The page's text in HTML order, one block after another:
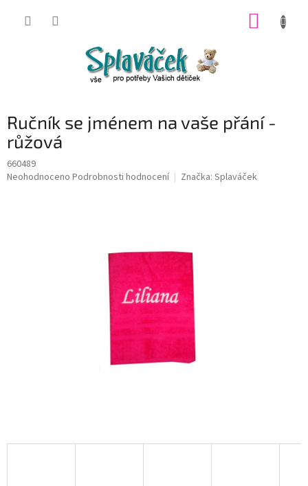
Ručník se jménem na vaše přání -
růžová
660489
Průměrné
Neohodnoceno Podrobnosti hodnocení Značka: Splaváček